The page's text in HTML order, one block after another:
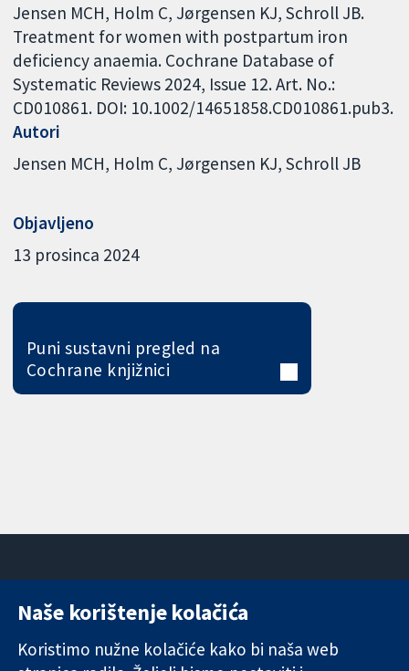
Jensen MCH, Holm C, Jørgensen KJ, Schroll JB.
Treatment for women with postpartum iron
deficiency anaemia. Cochrane Database of
Systematic Reviews 2024, Issue 12. Art. No.:
CD010861. DOI: 10.1002/14651858.CD010861.pub3.
Autori
Jensen MCH Holm C Jørgensen KJ Schroll JB
Objavljeno
13 prosinca 2024
Puni sustavni pregled na
Cochrane knjižnici
Pouzdani dokazi.
11-13 Cavendish
London
Novosti
Naše korištenje kolačića
Koristimo nužne kolačiće kako bi naša web